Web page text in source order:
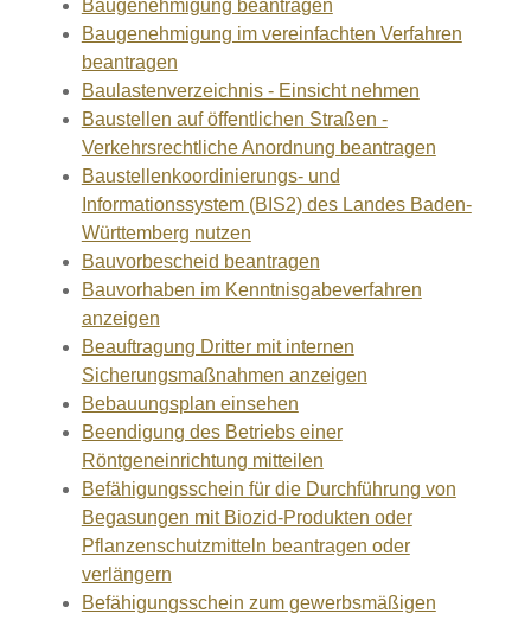
Baugenehmigung beantragen
Baugenehmigung im vereinfachten Verfahren
beantragen
Baulastenverzeichnis - Einsicht nehmen
Baustellen auf öffentlichen Straßen -
Verkehrsrechtliche Anordnung beantragen
Baustellenkoordinierungs- und
Informationssystem (BIS2) des Landes Baden-
Württemberg nutzen
Bauvorbescheid beantragen
Bauvorhaben im Kenntnisgabeverfahren
anzeigen
Beauftragung Dritter mit internen
Sicherungsmaßnahmen anzeigen
Bebauungsplan einsehen
Beendigung des Betriebs einer
Röntgeneinrichtung mitteilen
Befähigungsschein für die Durchführung von
Begasungen mit Biozid-Produkten oder
Pflanzenschutzmitteln beantragen oder
verlängern
Befähigungsschein zum gewerbsmäßigen